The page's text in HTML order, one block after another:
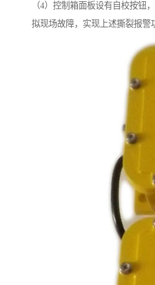
（4）控制箱面板设有自校按钮
拟现场故障，实现上述撕裂报警